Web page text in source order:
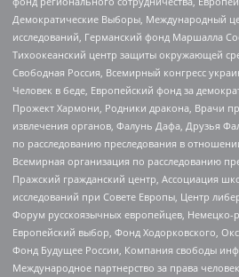
Демократические Выборы, Международный
исследований, Германский фонд Маршалла
Тихоокеанский центр защиты окружающей
Свободная Россия, Всемирный конгресс
Человек в беде, Европейский фонд за
Прожект Хармони, Родники дракона, Врачи
извлечения органов, Фалунь Дафа, Друзья
по расследованию преследования в
Всемирная организация по расследованию
Пражский гражданский центр, Ассоциация
исследований при Совете Европы, Центр
Форум русскоязычных европейцев, Немецко-
Европейский выбор, Фонд Ходорковского,
Фонд Будущее России, Компания свободы
Международное партнерство за права